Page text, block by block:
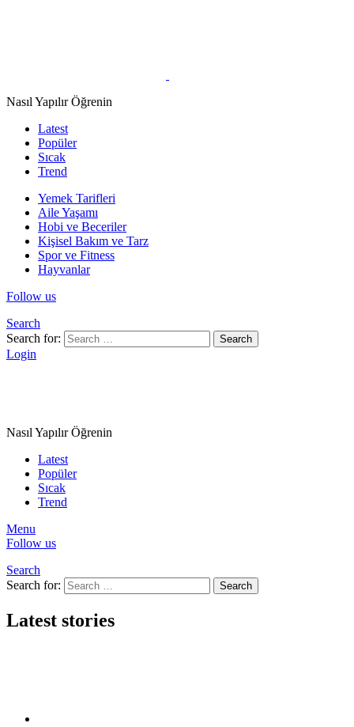
Nasıl Yapılır Öğrenin
Latest
Popüler
Sıcak
Trend
Yemek Tarifleri
Aile Yaşamı
Hobi ve Beceriler
Kişisel Bakım ve Tarz
Spor ve Fitness
Hayvanlar
Follow us
Search
Search for:
Search
Login
Nasıl Yapılır Öğrenin
Latest
Popüler
Sıcak
Trend
Menu
Follow us
Search
Search for:
Search
Latest stories